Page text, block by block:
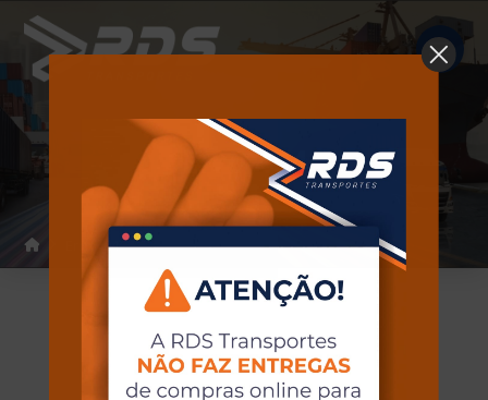
Erro 404
Home Erro 404